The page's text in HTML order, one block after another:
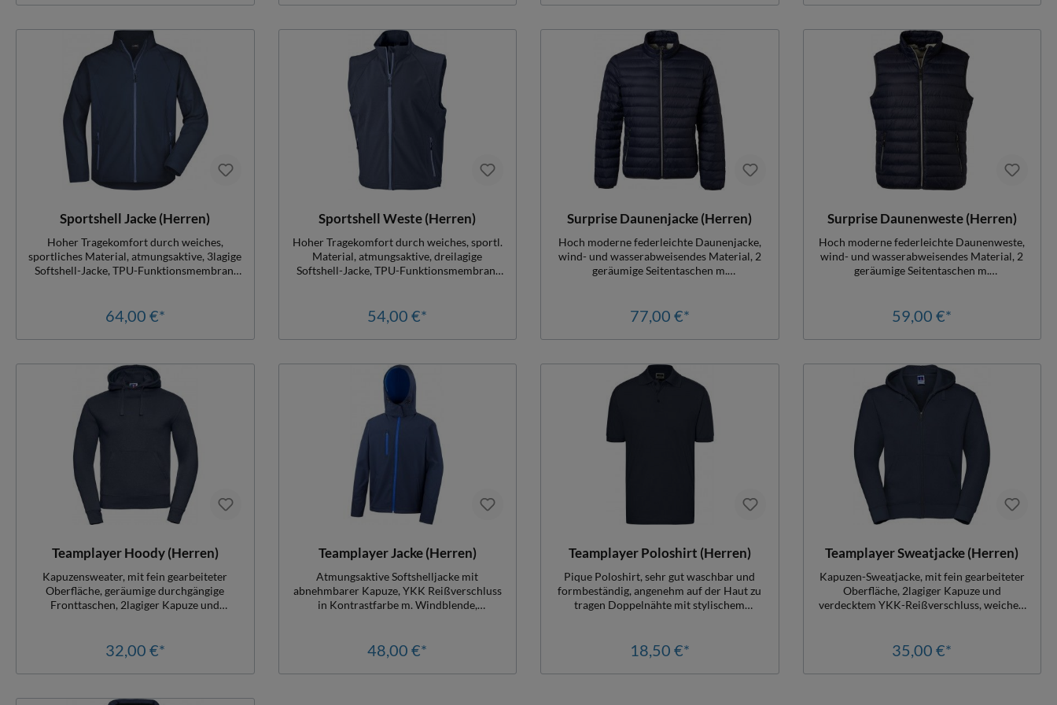
Material: Innen 100% Polyester, Außen
Sportshell Jacke (Herren)
Hoher Tragekomfort durch weiches,
sportliches Material, atmungsaktive, 3lagige
Softshell-Jacke, TPU-Funktionsmembran,
Seitentaschen m. Reißverschluss, Damengr.
tailliert, sehr gut für Veredelung geeignet,
Material: 270 gr./qm, 92% Polyester, 8%
64,00 €*
Sportshell Weste (Herren)
Hoher Tragekomfort durch weiches, sportl.
Material, atmungsaktive, dreilagige
Softshell-Jacke, TPU-Funktionsmembran,
Seitentaschen m. Reißverschluss, Damengr.
tailliert, sehr gut für Veredelung geeignet,
Material: 270 gr./qm, 92% Polyester, 8%
54,00 €*
Surprise Daunenjacke (Herren)
Hoch moderne federleichte Daunenjacke,
wind- und wasserabweisendes Material, 2
geräumige Seitentaschen m.
wieder anzuziehen, glättet sich ggf. beim
Tragen, ein echter Gewinn, Luxus pur,
Material: 100% Polyamid, Füllung: 10%
77,00 €*
Surprise Daunenweste (Herren)
Hoch moderne federleichte Daunenweste,
wind- und wasserabweisendes Material, 2
geräumige Seitentaschen m.
wieder anzuziehen, glättet sich ggf. beim
Tragen, ein echter Gewinn, Luxus pur,
Material: 100% Polyamid, Füllung: 10%
59,00 €*
Teamplayer Hoody (Herren)
Kapuzensweater, mit fein gearbeiteter
Oberfläche, geräumige durchgängige
Fronttaschen, 2lagiger Kapuze und
schlank geschnittene Schulterpartien und
Ärmel, mit stylischem Nackenband,
Damengrößen leicht tailliert, Herren
32,00 €*
Teamplayer Jacke (Herren)
Atmungsaktive Softshelljacke mit
abnehmbarer Kapuze, YKK Reißverschluss
in Kontrastfarbe m. Windblende,
Ansprüche, Rücken etwas länger
geschnitten, Long-Life-Quality,
Damengrößen tailliert, sehr gute
48,00 €*
Teamplayer Poloshirt (Herren)
Pique Poloshirt, sehr gut waschbar und
formbeständig, angenehm auf der Haut zu
tragen Doppelnähte mit stylischem
Bereich der Teambekleidung, Allrounder in
hoher Gebrauchsqualität, Damengr. Leicht
tailliert, Herrengr. Regulär, 100 %
18,50 €*
Teamplayer Sweatjacke (Herren)
Kapuzen-Sweatjacke, mit fein gearbeiteter
Oberfläche, 2lagiger Kapuze und
verdecktem YKK-Reißverschluss, weichen
Ärmel, mit stylischem Nackenband,
Damengrößen leicht tailliert Herren
regulär, auch in Kindergrößen erhältlich,
35,00 €*